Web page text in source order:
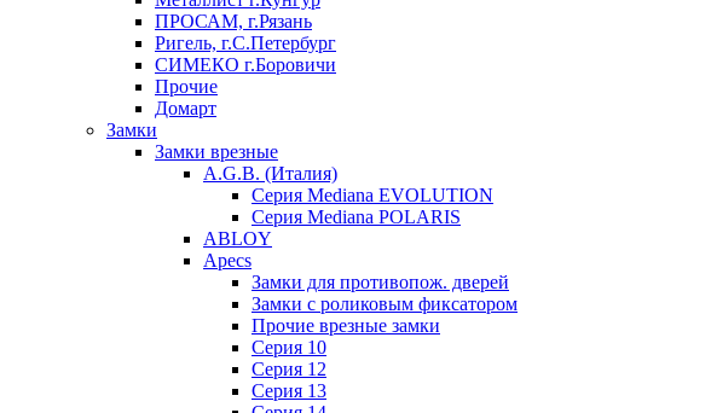
ПРОСАМ, г.Рязань
Ригель, г.С.Петербург
СИМЕКО г.Боровичи
Прочие
Домарт
Замки
Замки врезные
A.G.B. (Италия)
Серия Mediana EVOLUTION
Серия Mediana POLARIS
ABLOY
Apecs
Замки для противопож. дверей
Замки с роликовым фиксатором
Прочие врезные замки
Серия 10
Серия 12
Серия 13